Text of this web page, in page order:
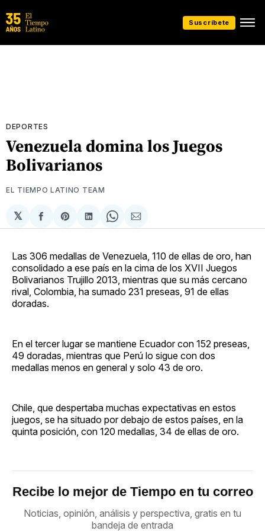
Suscríbete
DEPORTES
Venezuela domina los Juegos
Bolivarianos
EL TIEMPO LATINO TEAM
𝕏
Compartir
en
Share
on
Compartir
en
Share
on
Compartir
via
Las 306 medallas de Venezuela, 110 de ellas de oro, han
consolidado a ese país en la cima de los XVII Juegos
Bolivarianos Trujillo 2013, mientras que su más cercano
rival, Colombia, ha sumado 231 preseas, 91 de ellas
doradas.
En el tercer lugar se mantiene Ecuador con 152 preseas,
49 doradas, mientras que Perú lo sigue con dos
medallas menos en general y solo 43 de oro.
Chile, que despertaba muchas expectativas en estos
juegos, se ha situado por debajo de estos países, en la
quinta posición, con 120 medallas, 34 de ellas de oro.
Recibe lo mejor de Tiempo en tu correo
Noticias, opinión, análisis y perspectiva, gratis en tu
bandeja de entrada